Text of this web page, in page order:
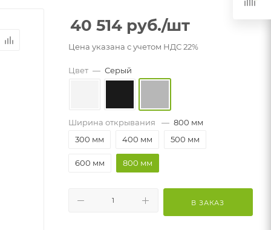
40 514 руб./шт
Цена указана с учетом НДС 22%
Цвет — Серый
Ширина открывания — 800 мм
300 мм
400 мм 500 мм
600 мм 800 мм
В ЗАКАЗ